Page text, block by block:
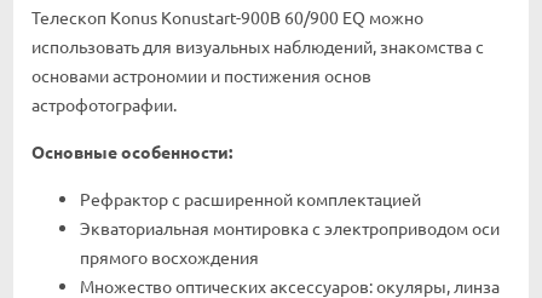
Телескоп Konus Konustart-900B 60/900 EQ можно
использовать для визуальных наблюдений, знакомства с
основами астрономии и постижения основ
астрофотографии.
Основные особенности:
Рефрактор с расширенной комплектацией
Экваториальная монтировка с электроприводом оси
прямого восхождения
Множество оптических аксессуаров: окуляры, линза